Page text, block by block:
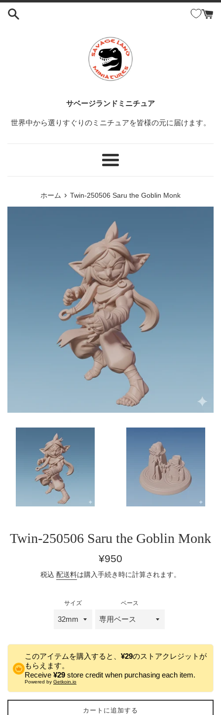
コ
サベージランドミニチュア
世界中から選りすぐりのミニチュアを皆様の元に届けます。
メ
ホーム › Twin-250506 Saru the Goblin Monk
Twin-250506 Saru the Goblin Monk
通
価
¥950
税込 配送料は購入手続き時に計算されます。
サイズ ベース
このアイテムを購入すると、 ¥29のストアクレジットが
もらえます。
Receive ¥29 store credit when purchasing each item.
Powered by Getkoin.io
カートに追加する